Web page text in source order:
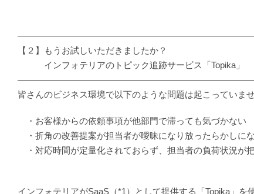
【２】もうお試しいただきましたか？
インフォテリアのトピック追跡サービス「Topika」
皆さんのビジネス環境で以下のような問題は起こっていま
・お客様からの依頼事項が他部門で滞っても気づかない
・折角の改善提案が担当者が曖昧になり放ったらかしに
・対応時間が定量化されておらず、担当者の負荷状況が
・・
インフォテリアがSaaS（*1）として提供する「Topika」を